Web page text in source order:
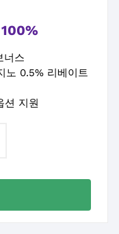
너스
노 0.5% 리베이트
션 지원